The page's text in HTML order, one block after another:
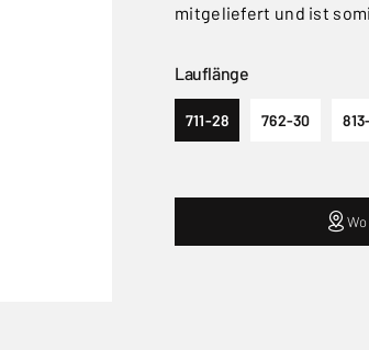
mitgeliefert und ist
Lauflänge
711-28 762-30